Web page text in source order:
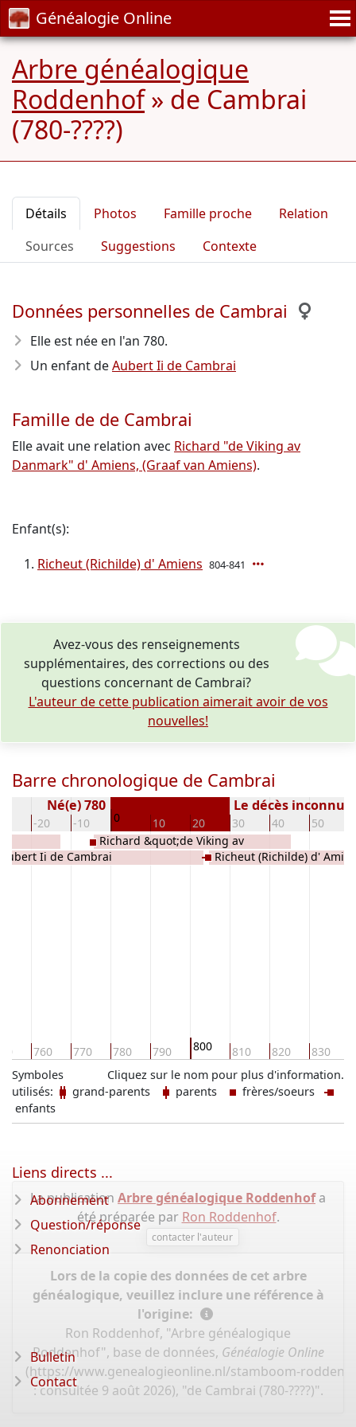
Généalogie Online
Arbre généalogique
Roddenhof» de Cambrai
(780-????)
Détails Photos Famille proche
Relation
Sources
Suggestions Contexte
Données personnelles de Cambrai
Elle est née en l'an 780.
Un enfant deAubert Ii de Cambrai
Famille de de Cambrai
Elle avait une relation avec Richard "de Viking av
Danmark" d' Amiens, (Graaf van Amiens).
Enfant(s):
Richeut (Richilde) d' Amiens 804-841
Avez-vous des renseignements
supplémentaires, des corrections ou des
questions concernant de Cambrai?
L'auteur de cette publication aimerait avoir de vos
nouvelles!
Barre chronologique de Cambrai
-20 -10 0 10 20 30 40 50
Né(e) 780 Le décès inconnu
760 770 780 790 800 810 820 830
Aubert Ii de Cambrai
Richard &quot;de Viking av
Danmark&quot; d' Amiens, (Graaf van
Richeut (Richilde) d'
Cliquez sur le nom pour plus d'information.
Symboles
utilisés:
grand-parents parents
frères/soeurs
enfants
La publication Arbre généalogique Roddenhofa
été préparée par Ron Roddenhof.
contacter l'auteur
Lors de la copie des données de cet arbre
généalogique, veuillez inclure une référence à
l'origine:
Ron Roddenhof, "Arbre généalogique
Roddenhof", base de données, Généalogie Online
(https://www.genealogieonline.nl/stamboom-
: consultée 9 août 2026), "de Cambrai (780-????)".
Liens directs ...
Abonnement
Question/réponse
Renonciation
Bulletin
Contact